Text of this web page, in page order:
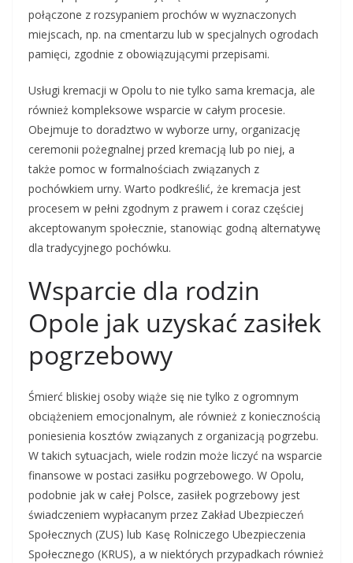
połączone z rozsypaniem prochów w wyznaczonych
miejscach, np. na cmentarzu lub w specjalnych ogrodach
pamięci, zgodnie z obowiązującymi przepisami.
Usługi kremacji w Opolu to nie tylko sama kremacja, ale
również kompleksowe wsparcie w całym procesie.
Obejmuje to doradztwo w wyborze urny, organizację
ceremonii pożegnalnej przed kremacją lub po niej, a
także pomoc w formalnościach związanych z
pochówkiem urny. Warto podkreślić, że kremacja jest
procesem w pełni zgodnym z prawem i coraz częściej
akceptowanym społecznie, stanowiąc godną alternatywę
dla tradycyjnego pochówku.
Wsparcie dla rodzin
Opole jak uzyskać zasiłek
pogrzebowy
Śmierć bliskiej osoby wiąże się nie tylko z ogromnym
obciążeniem emocjonalnym, ale również z koniecznością
poniesienia kosztów związanych z organizacją pogrzebu.
W takich sytuacjach, wiele rodzin może liczyć na wsparcie
finansowe w postaci zasiłku pogrzebowego. W Opolu,
podobnie jak w całej Polsce, zasiłek pogrzebowy jest
świadczeniem wypłacanym przez Zakład Ubezpieczeń
Społecznych (ZUS) lub Kasę Rolniczego Ubezpieczenia
Społecznego (KRUS), a w niektórych przypadkach również